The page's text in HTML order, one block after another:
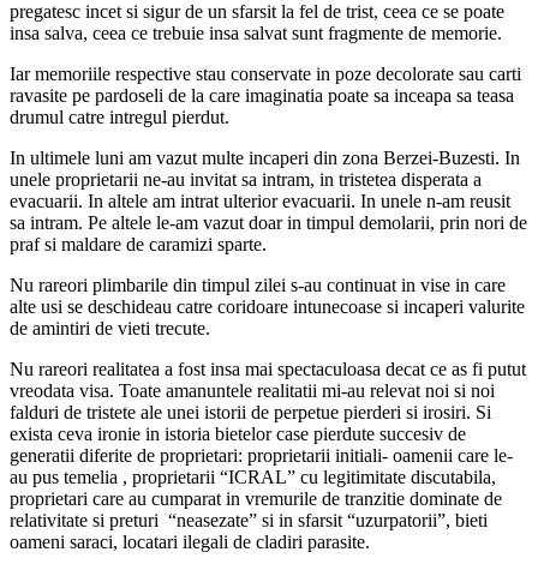
pregatesc incet si sigur de un sfarsit la fel de trist, ceea ce se poate
insa salva, ceea ce trebuie insa salvat sunt fragmente de memorie.
Iar memoriile respective stau conservate in poze decolorate sau carti
ravasite pe pardoseli de la care imaginatia poate sa inceapa sa teasa
drumul catre intregul pierdut.
In ultimele luni am vazut multe incaperi din zona Berzei-Buzesti. In
unele proprietarii ne-au invitat sa intram, in tristetea disperata a
evacuarii. In altele am intrat ulterior evacuarii. In unele n-am reusit
sa intram. Pe altele le-am vazut doar in timpul demolarii, prin nori de
praf si maldare de caramizi sparte.
Nu rareori plimbarile din timpul zilei s-au continuat in vise in care
alte usi se deschideau catre coridoare intunecoase si incaperi valurite
de amintiri de vieti trecute.
Nu rareori realitatea a fost insa mai spectaculoasa decat ce as fi putut
vreodata visa. Toate amanuntele realitatii mi-au relevat noi si noi
falduri de tristete ale unei istorii de perpetue pierderi si irosiri. Si
exista ceva ironie in istoria bietelor case pierdute succesiv de
generatii diferite de proprietari: proprietarii initiali- oamenii care le-
au pus temelia , proprietarii “ICRAL” cu legitimitate discutabila,
proprietari care au cumparat in vremurile de tranzitie dominate de
relativitate si preturi “neasezate” si in sfarsit “uzurpatorii”, bieti
oameni saraci, locatari ilegali de cladiri parasite.